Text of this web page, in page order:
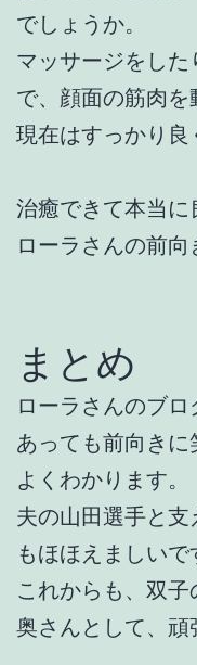
でしょうか。
マッサージをした
で、顔面の筋肉を
現在はすっかり良
治癒できて本当に
ローラさんの前向
まとめ
ローラさんのブ
あっても前向き
よくわかります。
夫の山田選手と
もほほえましいで
これからも、双子
奥さんとして、頑